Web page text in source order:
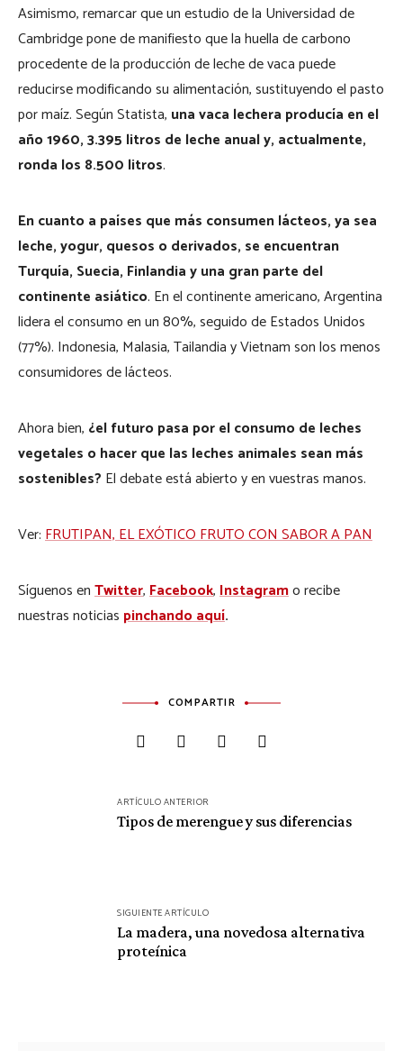
Asimismo, remarcar que un estudio de la Universidad de
Cambridge pone de manifiesto que la huella de carbono
procedente de la producción de leche de vaca puede
reducirse modificando su alimentación, sustituyendo el pasto
por maíz. Según Statista, una vaca lechera producía en el
año 1960, 3.395 litros de leche anual y, actualmente,
ronda los 8.500 litros.
En cuanto a países que más consumen lácteos, ya sea
leche, yogur, quesos o derivados, se encuentran
Turquía, Suecia, Finlandia y una gran parte del
continente asiático. En el continente americano, Argentina
lidera el consumo en un 80%, seguido de Estados Unidos
(77%). Indonesia, Malasia, Tailandia y Vietnam son los menos
consumidores de lácteos.
Ahora bien, ¿el futuro pasa por el consumo de leches
vegetales o hacer que las leches animales sean más
sostenibles? El debate está abierto y en vuestras manos.
Ver:FRUTIPAN, EL EXÓTICO FRUTO CON SABOR A PAN
Síguenos enTwitter,Facebook,Instagramo recibe
nuestras noticias pinchando aquí.
COMPARTIR
ARTÍCULO ANTERIOR
Tipos de merengue y sus diferencias
SIGUIENTE ARTÍCULO
La madera, una novedosa alternativa
proteínica